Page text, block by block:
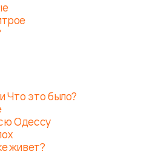
Что это было?
Одессу
живет?